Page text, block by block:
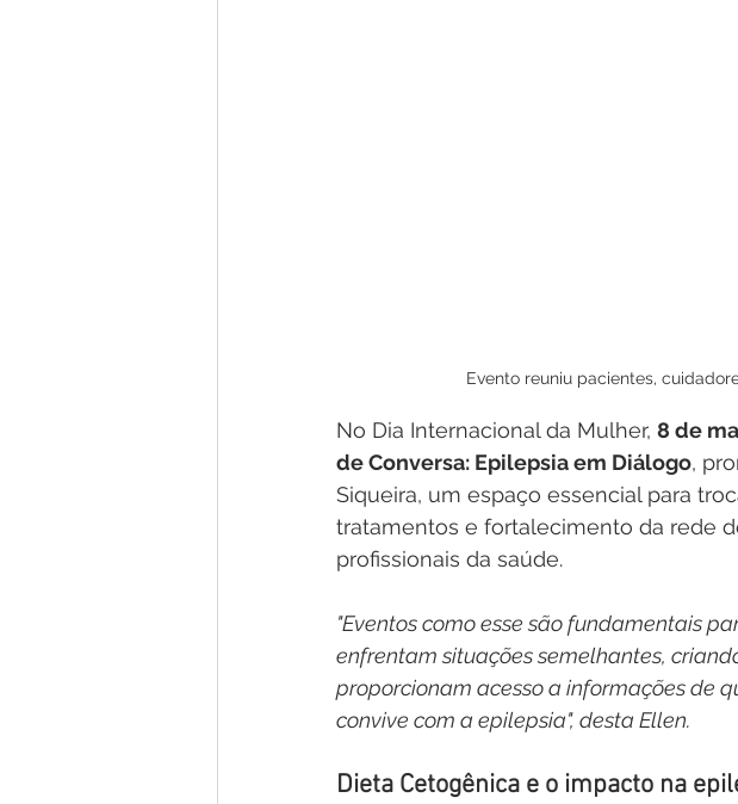
Evento reuniu pacientes,
No Dia Internacional da Mulher, 8 de
de Conversa: Epilepsia em Diálogo,
Siqueira, um espaço essencial para
tratamentos e fortalecimento da rede
profissionais da saúde.
"Eventos como esse são fundamentais
enfrentam situações semelhantes,
proporcionam acesso a informações de
convive com a epilepsia", desta Ellen.
Dieta Cetogênica e o impacto na